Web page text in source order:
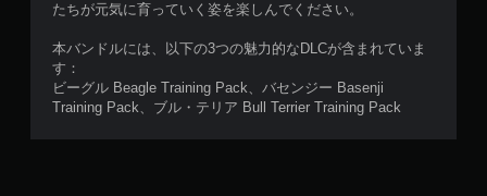
たちが元気に育っていく姿を楽しんでください。
本バンドルには、以下の3つの魅力的なDLCが含まれていま
す：
ビーグル Beagle Training Pack、バセンジー Basenji
Training Pack、ブル・テリア Bull Terrier Training Pack